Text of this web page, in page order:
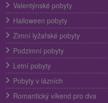
Valentýnské pobyty
Halloween pobyty
Zimní lyžařské pobyty
Podzimní pobyty
Letní pobyty
Pobyty v lázních
Romantický víkend pro dva